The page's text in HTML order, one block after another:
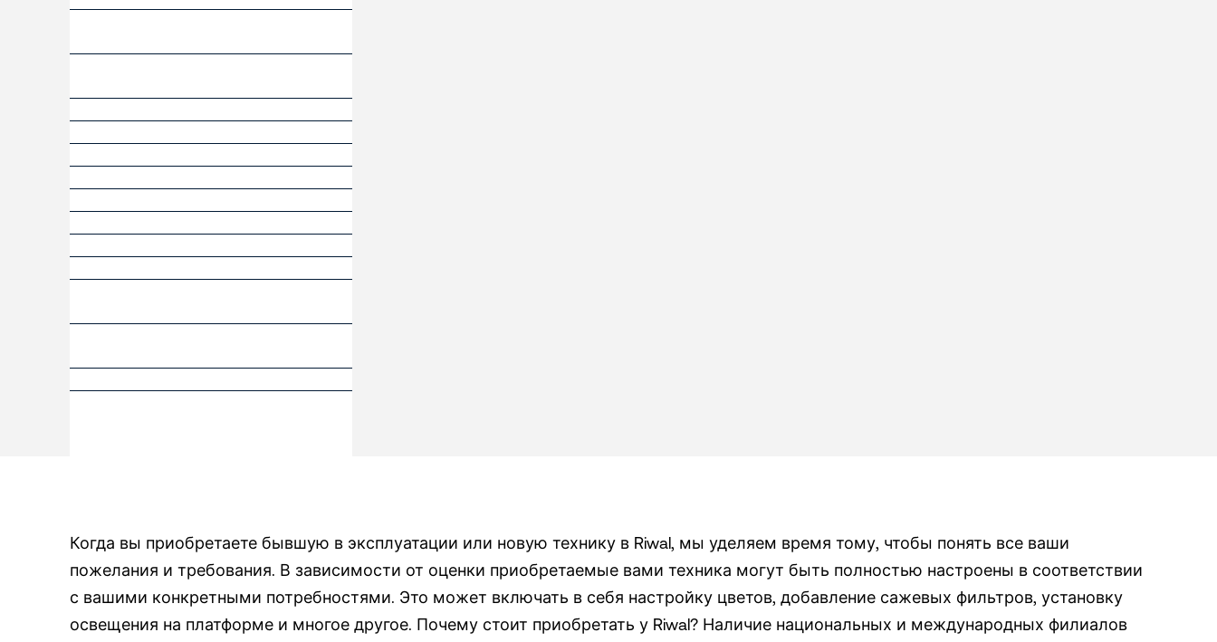
Когда вы приобретаете бывшую в эксплуатации или новую технику в Riwal, мы уделяем время тому, чтобы понять все ваши
пожелания и требования. В зависимости от оценки приобретаемые вами техника могут быть полностью настроены в соответствии
с вашими конкретными потребностями. Это может включать в себя настройку цветов, добавление сажевых фильтров, установку
освещения на платформе и многое другое. Почему стоит приобретать у Riwal? Наличие национальных и международных филиалов